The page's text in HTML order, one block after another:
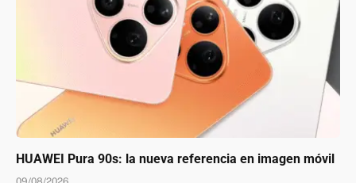
HUAWEI Pura 90s: la nueva referencia en imagen móvil